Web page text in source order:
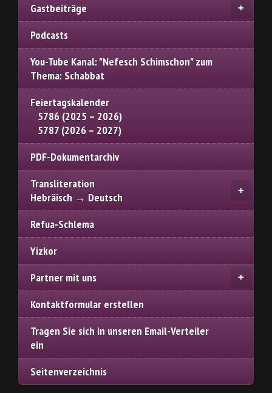
Gastbeiträge
Podcasts
You-Tube Kanal: "Nefesch Schimschon" zum
Thema: Schabbat
Feiertagskalender
5786 (2025 – 2026)
5787 (2026 – 2027)
PDF-Dokumentarchiv
Transliteration
Hebräisch → Deutsch
Refua-Schlema
Yizkor
Partner mit uns
Kontaktformular erstellen
Tragen Sie sich in unseren Email-Verteiler
ein
Seitenverzeichnis